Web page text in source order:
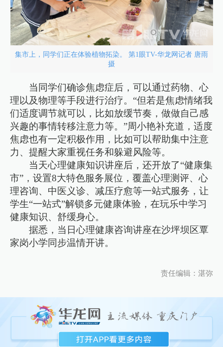
集市上，同学们正在体验植物拓染。 第1眼TV-华龙网记者 唐雨
摄
当同学们确诊焦虑症后，可以通过药物、心
理以及物理等手段进行治疗。“但若是焦虑情绪我
们适度调节就可以，比如放缓节奏，做做自己感
兴趣的事情转移注意力等。”周小艳补充道，适度
焦虑也有一定积极作用，比如可以帮助集中注意
力、提醒大家重视任务和躲避风险等。
当天心理健康知识讲座后，还开放了“健康集
市”，设置8大特色服务展位，覆盖心理测评、心
理咨询、中医义诊、减压疗愈等一站式服务，让
学生“一站式”解锁多元健康体验，在玩乐中学习
健康知识、舒缓身心。
据悉，当日心理健康咨询讲座在沙坪坝区覃
家岗小学同步温情开讲。
责任编辑：湛弥